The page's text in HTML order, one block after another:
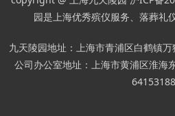
园是上海优秀殡仪服务、落葬礼
九天陵园地址：上海市青浦区白鹤镇
公司办公室地址：上海市黄浦区淮海
64153188